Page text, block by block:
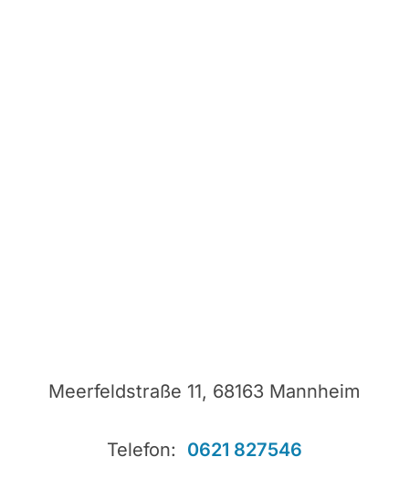
Meerfeldstraße 11, 68163 Mannheim
Telefon: 0621 827546